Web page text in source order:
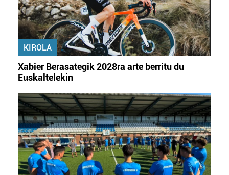
KIROLA
Xabier Berasategik 2028ra arte berritu du
Euskaltelekin